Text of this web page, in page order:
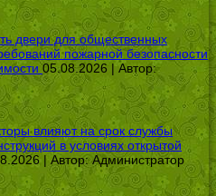
двери для общественных
пожарной безопасности
05.08.2026 | Автор:
влияют на срок службы
в условиях открытой
| Автор:Администратор